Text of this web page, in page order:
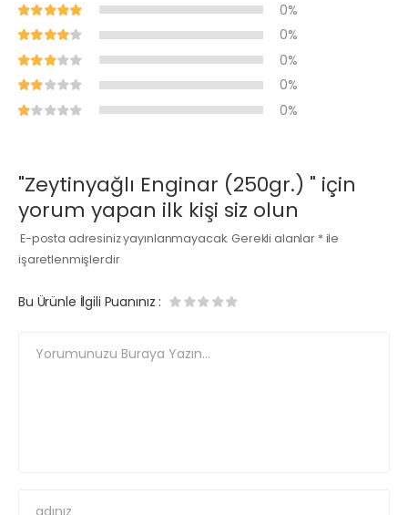
0%
0%
0%
0%
0%
"Zeytinyağlı Enginar (250gr.) " için
yorum yapan ilk kişi siz olun
E-posta adresiniz yayınlanmayacak. Gerekli alanlar * ile
işaretlenmişlerdir
Bu Ürünle İlgili Puanınız :